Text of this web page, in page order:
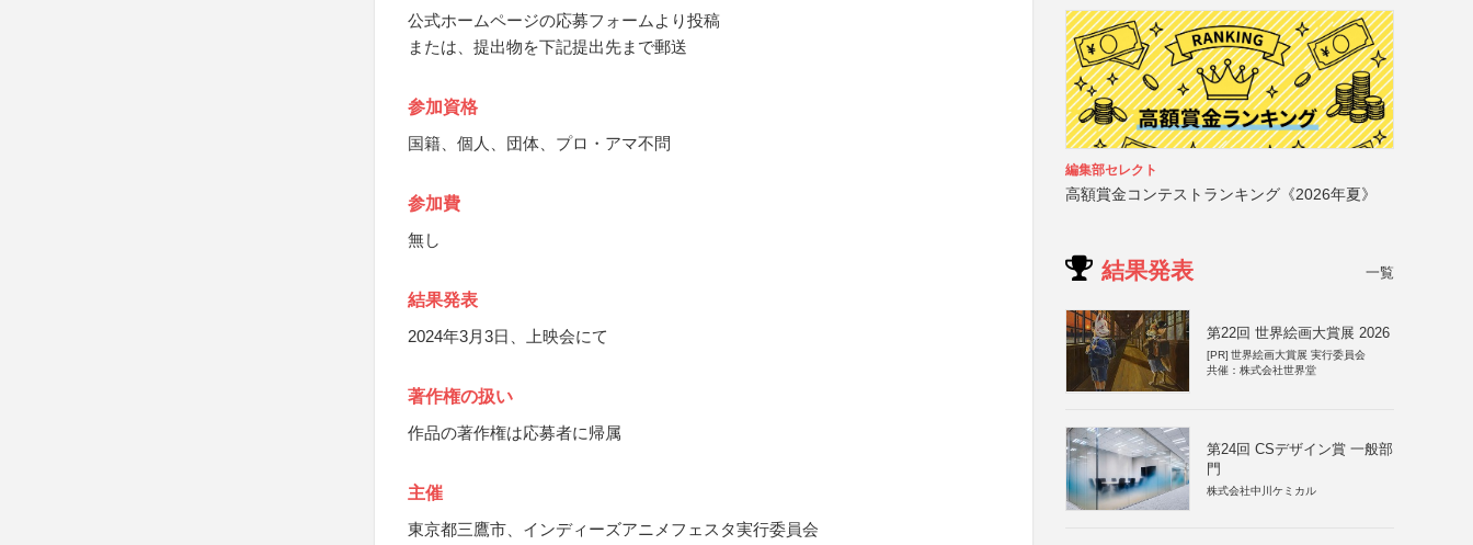
公式ホームページの応募フォームより投稿
または、提出物を下記提出先まで郵送
参加資格
国籍、個人、団体、プロ・アマ不問
参加費
無し
結果発表
2024年3月3日、上映会にて
著作権の扱い
作品の著作権は応募者に帰属
主催
東京都三鷹市、インディーズアニメフェスタ実行委員会
編集部セレクト
高額賞金コンテストランキング《2026年夏》
結果発表 一覧
第22回 世界絵画大賞展 2026
[PR] 世界絵画大賞展 実行委員会
共催：株式会社世界堂
第24回 CSデザイン賞 一般部
門
株式会社中川ケミカル